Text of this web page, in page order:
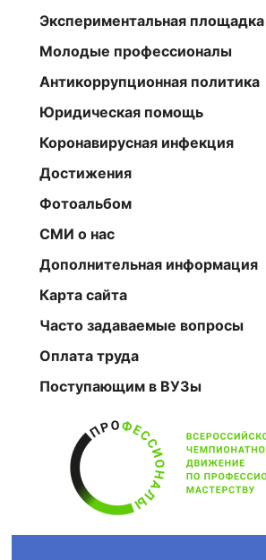
Экспериментальная площадка
Молодые профессионалы
Антикоррупционная политика
Юридическая помощь
Коронавирусная инфекция
Достижения
Фотоальбом
СМИ о нас
Дополнительная информация
Карта сайта
Часто задаваемые вопросы
Оплата труда
Поступающим в ВУЗы